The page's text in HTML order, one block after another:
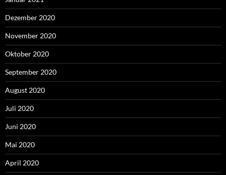
Dezember 2020
November 2020
Oktober 2020
September 2020
August 2020
Juli 2020
Juni 2020
Mai 2020
April 2020